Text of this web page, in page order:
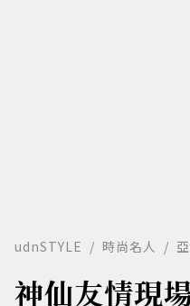
udnSTYLE 時尚名人
神仙友情現